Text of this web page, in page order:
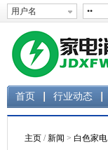
首页 行业动态
主页 /新闻 > 白色家电